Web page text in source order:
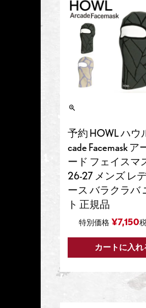
予約 HOWL ハウ
cade Facemask ア
ード フェイスマ
26-27 メンズ レ
ース バラクラバ
ト 正規品
特別価格 ¥7,150
カートに入れ